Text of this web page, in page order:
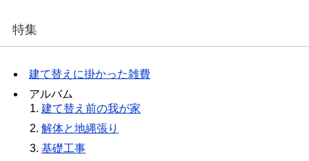
特集
建て替えに掛かった雑費
アルバム
建て替え前の我が家
解体と地縄張り
基礎工事